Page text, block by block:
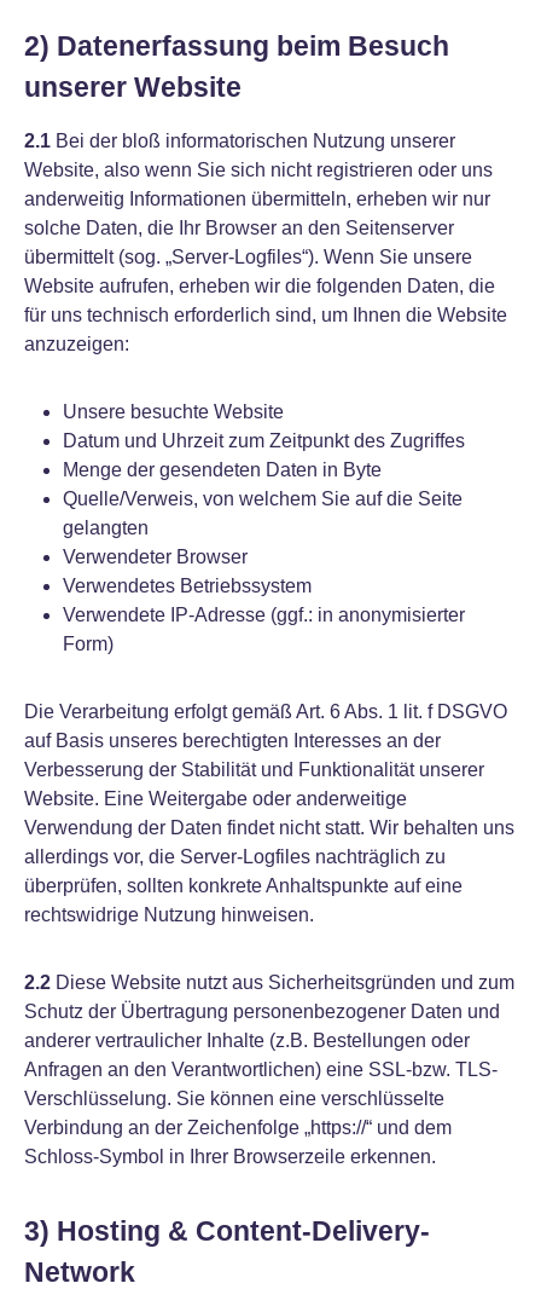
2) Datenerfassung beim Besuch
unserer Website
2.1 Bei der bloß informatorischen Nutzung unserer
Website, also wenn Sie sich nicht registrieren oder uns
anderweitig Informationen übermitteln, erheben wir nur
solche Daten, die Ihr Browser an den Seitenserver
übermittelt (sog. „Server-Logfiles“). Wenn Sie unsere
Website aufrufen, erheben wir die folgenden Daten, die
für uns technisch erforderlich sind, um Ihnen die Website
anzuzeigen:
Unsere besuchte Website
Datum und Uhrzeit zum Zeitpunkt des Zugriffes
Menge der gesendeten Daten in Byte
Quelle/Verweis, von welchem Sie auf die Seite
gelangten
Verwendeter Browser
Verwendetes Betriebssystem
Verwendete IP-Adresse (ggf.: in anonymisierter
Form)
Die Verarbeitung erfolgt gemäß Art. 6 Abs. 1 lit. f DSGVO
auf Basis unseres berechtigten Interesses an der
Verbesserung der Stabilität und Funktionalität unserer
Website. Eine Weitergabe oder anderweitige
Verwendung der Daten findet nicht statt. Wir behalten uns
allerdings vor, die Server-Logfiles nachträglich zu
überprüfen, sollten konkrete Anhaltspunkte auf eine
rechtswidrige Nutzung hinweisen.
2.2 Diese Website nutzt aus Sicherheitsgründen und zum
Schutz der Übertragung personenbezogener Daten und
anderer vertraulicher Inhalte (z.B. Bestellungen oder
Anfragen an den Verantwortlichen) eine SSL-bzw. TLS-
Verschlüsselung. Sie können eine verschlüsselte
Verbindung an der Zeichenfolge „https://“ und dem
Schloss-Symbol in Ihrer Browserzeile erkennen.
3) Hosting & Content-Delivery-
Network